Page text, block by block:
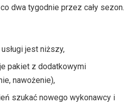
dwa tygodnie przez cały sezon.
jest niższy,
pakiet z dodatkowymi
nawożenie),
szukać nowego wykonawcy i